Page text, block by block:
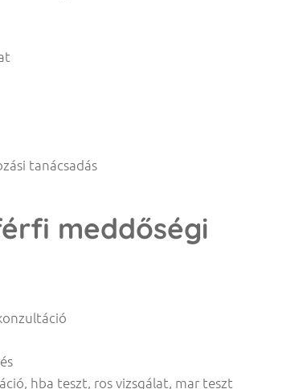
tanácsadás
meddőségi
hba teszt, ros vizsgálat, mar teszt